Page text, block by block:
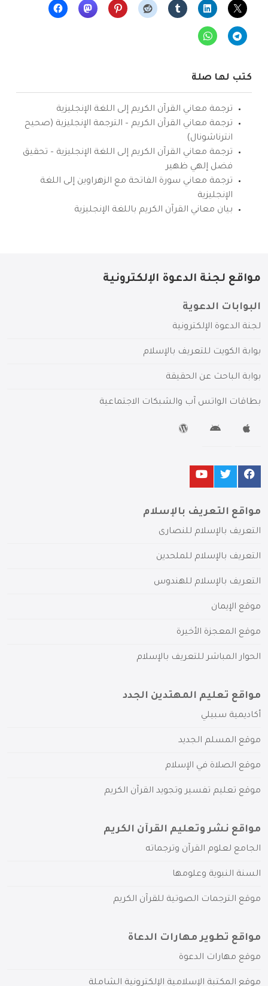
كتب لها صلة
ترجمة معاني القرآن الكريم إلى اللغة الإنجليزية
ترجمة معاني القرآن الكريم – الترجمة الإنجليزية (صحيح
انترناشونال)
ترجمة معاني القرآن الكريم إلى اللغة الإنجليزية – تحقيق
فضل إلهي ظهير
ترجمة معاني سورة الفاتحة مع الزهراوين إلى اللغة
الإنجليزية
بيان معاني القرآن الكريم باللغة الإنجليزية
مواقع لجنة الدعوة الإلكترونية
البوابات الدعوية
لجنة الدعوة الإلكترونية
بوابة الكويت للتعريف بالإسلام
بوابة الباحث عن الحقيقة
بطاقات الواتس آب والشبكات الاجتماعية
مواقع التعريف بالإسلام
التعريف بالإسلام للنصارى
التعريف بالإسلام للملحدين
التعريف بالإسلام للهندوس
موقع الإيمان
موقع المعجزة الأخيرة
الحوار المباشر للتعريف بالإسلام
مواقع تعليم المهتدين الجدد
أكاديمية سبيلي
موقع المسلم الجديد
موقع الصلاة في الإسلام
موقع تعليم تفسير وتجويد القرآن الكريم
مواقع نشر وتعليم القرآن الكريم
الجامع لعلوم القرآن وترجماته
السنة النبوية وعلومها
موقع الترجمات الصوتية للقرآن الكريم
مواقع تطوير مهارات الدعاة
موقع مهارات الدعوة
موقع المكتبة الإسلامية الإلكترونية الشاملة